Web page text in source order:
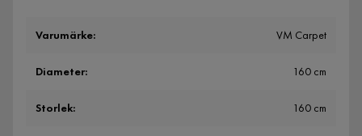
Varumärke: VM Carpet
Diameter: 160 cm
Storlek: 160 cm